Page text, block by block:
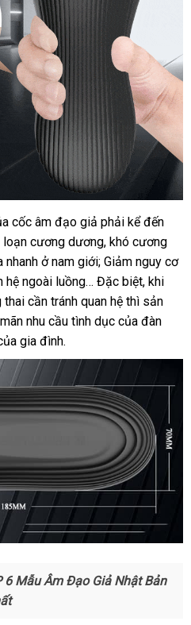
cốc âm đạo giả phải kể đến
cương dươnggần
nhất
, khó cương
ở nam giới; Giảm nguy cơ
hệ ngoài luồng… link
web
Đặc biệttốt
nhất
, khi
cần tránh quan hệ Pháp
thì sản
nhu cầu tình dục bảng
của đàn
gia đình.
6 Mẫu Âm Đạo Giả Nhật Bản